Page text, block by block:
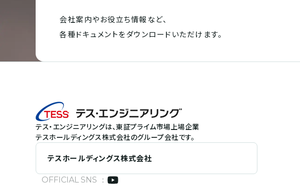
会社案内やお役立ち情報など、
各種ドキュメントをダウンロードいただけます。
テス・エンジニアリングは、東証プライム市場上場企業
テスホールディングス株式会社のグループ会社です。
テスホールディングス株式会社
OFFICIAL SNS ：